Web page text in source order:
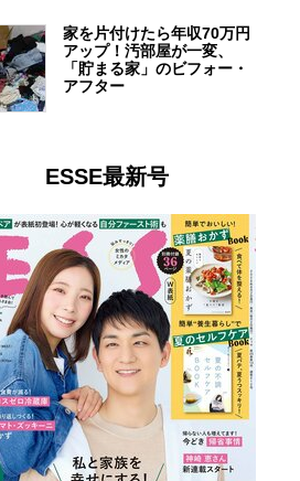
家を片付けたら年収70万円
アップ！汚部屋が一変、
「貯まる家」のビフォー・
アフター
ESSE最新号